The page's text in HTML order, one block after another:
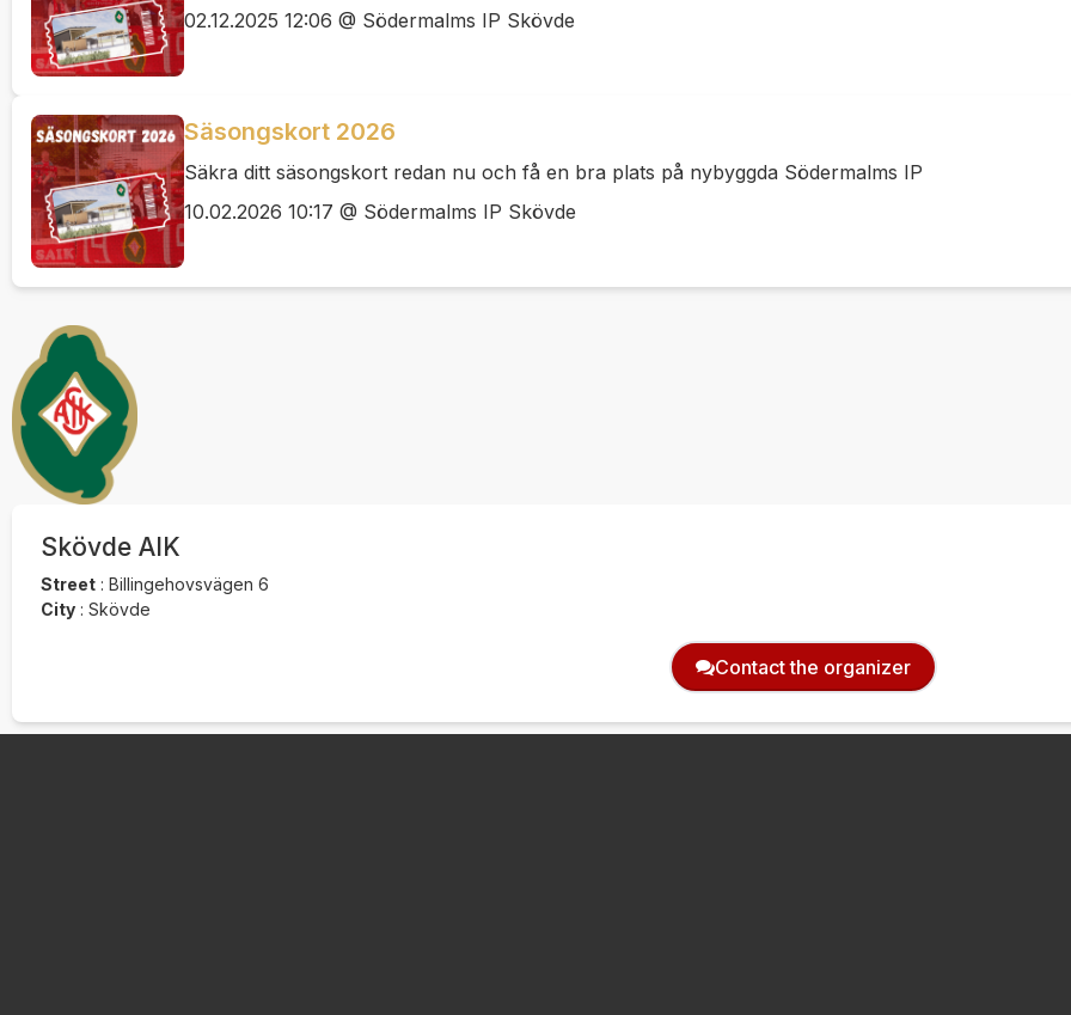
02.12.2025 12:06 @ Södermalms IP Skövde
Säsongskort 2026
Säkra ditt säsongskort redan nu och få en bra plats på nybyggda Södermalms IP
10.02.2026 10:17 @ Södermalms IP Skövde
Skövde AIK
Street : Billingehovsvägen 6
City : Skövde
Contact the organizer